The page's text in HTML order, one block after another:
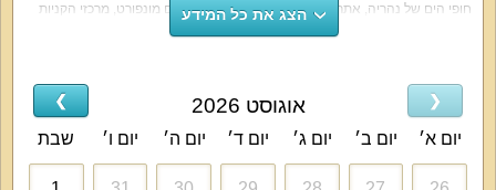
חופי הים של נהריה, אתר ראש הנקרה, מבצר יחיעם, אגם מונפורט, מרכזי הקניות
נוף חיצוני:
נוף גליל, ירוק ועשיר באוויר צח וטבע.
הצג את כל המידע
אוגוסט 2026
יום א׳ יום ב׳ יום ג׳ יום ד׳ יום ה׳ יום ו׳ שבת
❯ ❮